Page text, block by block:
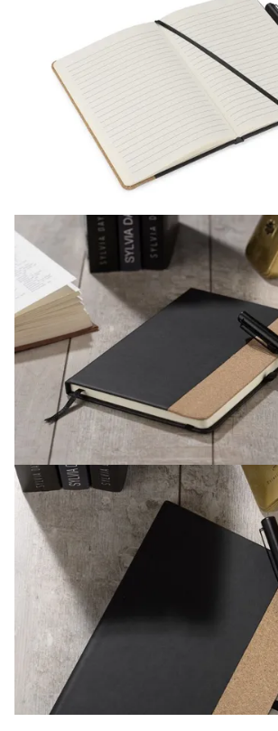
LIVRARE COMENZI
Ridicare
comanda
Livrare in toata
tara
MODALITATI DE
Plata cu cardul Transfer bancar